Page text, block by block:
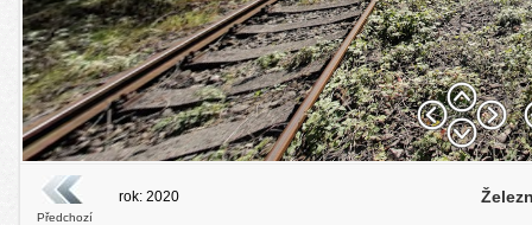
Předchozí
rok: 2020